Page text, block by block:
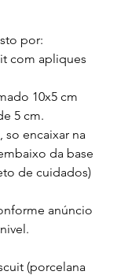
por:
com apliques
10x5 cm
5 cm.
so encaixar na
da base
de cuidados)
anúncio
(porcelana